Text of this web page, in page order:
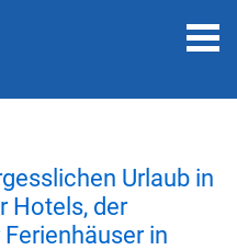
Urlaub in
Hotels, der
in